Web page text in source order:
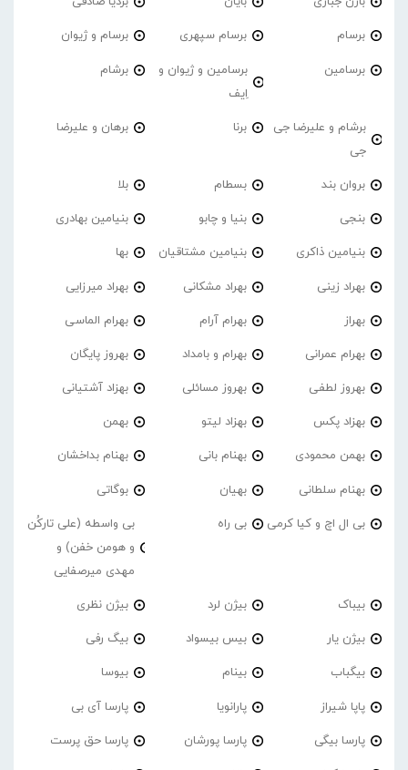
برسام برسام سپهری برسام و ژیوان
برسامین
برسامین و ژیوان و
اِیف
برشام
برشام و علیرضا جی
جی
برنا برهان و علیرضا
بروان بند بسطام بلا
بنجی بنیا و چابو بنیامین بهادری
بنیامین ذاکری بنیامین مشتاقیان بها
بهراد زینی بهراد مشکانی بهراد میرزایی
بهراز بهرام آرام بهرام الماسی
بهرام عمرانی بهرام و بامداد بهروز پایگان
بهروز لطفی بهروز مسائلی بهزاد آشتیانی
بهزاد پکس بهزاد لیتو بهمن
بهمن محمودی بهنام بانی بهنام بداخشان
بهنام سلطانی بهیان بوگاتی
بی ال اچ و کیا کرمی بی راه
بی واسطه (علی تارکُن
و هومن خفن) و
مهدی میرصفایی
بیباک بیژن لرد بیژن نظری
بیژن یار بیس بیسواد بیگ رفی
بیگباب بینام بیوسا
پاپا شیراز پارانویا پارسا آی بی
پارسا بیگی پارسا پورشان پارسا حق پرست